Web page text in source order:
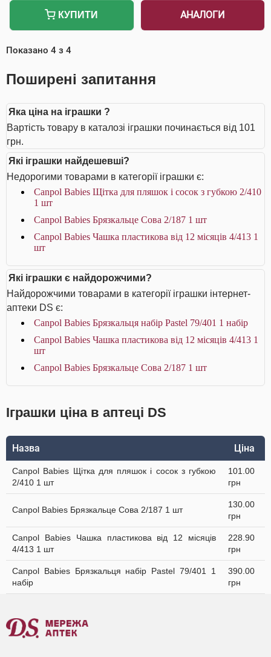
КУПИТИ АНАЛОГИ
Показано 4 з 4
Поширені запитання
Яка ціна на іграшки ?
Вартість товару в каталозі іграшки починається від 101
грн.
Які іграшки найдешевші?
Недорогими товарами в категорії іграшки є:
Canpol Babies Щітка для пляшок і сосок з губкою 2/410
1 шт
Canpol Babies Брязкальце Сова 2/187 1 шт
Canpol Babies Чашка пластикова від 12 місяців 4/413 1
шт
Які іграшки є найдорожчими?
Найдорожчими товарами в категорії іграшки інтернет-
аптеки DS є:
Canpol Babies Брязкальця набір Раstel 79/401 1 набір
Canpol Babies Чашка пластикова від 12 місяців 4/413 1
шт
Canpol Babies Брязкальце Сова 2/187 1 шт
Іграшки ціна в аптеці DS
Назва Ціна
Canpol Babies Щітка для пляшок і сосок з губкою
2/410 1 шт
101.00
грн
Canpol Babies Брязкальце Сова 2/187 1 шт
130.00
грн
Canpol Babies Чашка пластикова від 12 місяців
4/413 1 шт
228.90
грн
Canpol Babies Брязкальця набір Раstel 79/401 1
набір
390.00
грн